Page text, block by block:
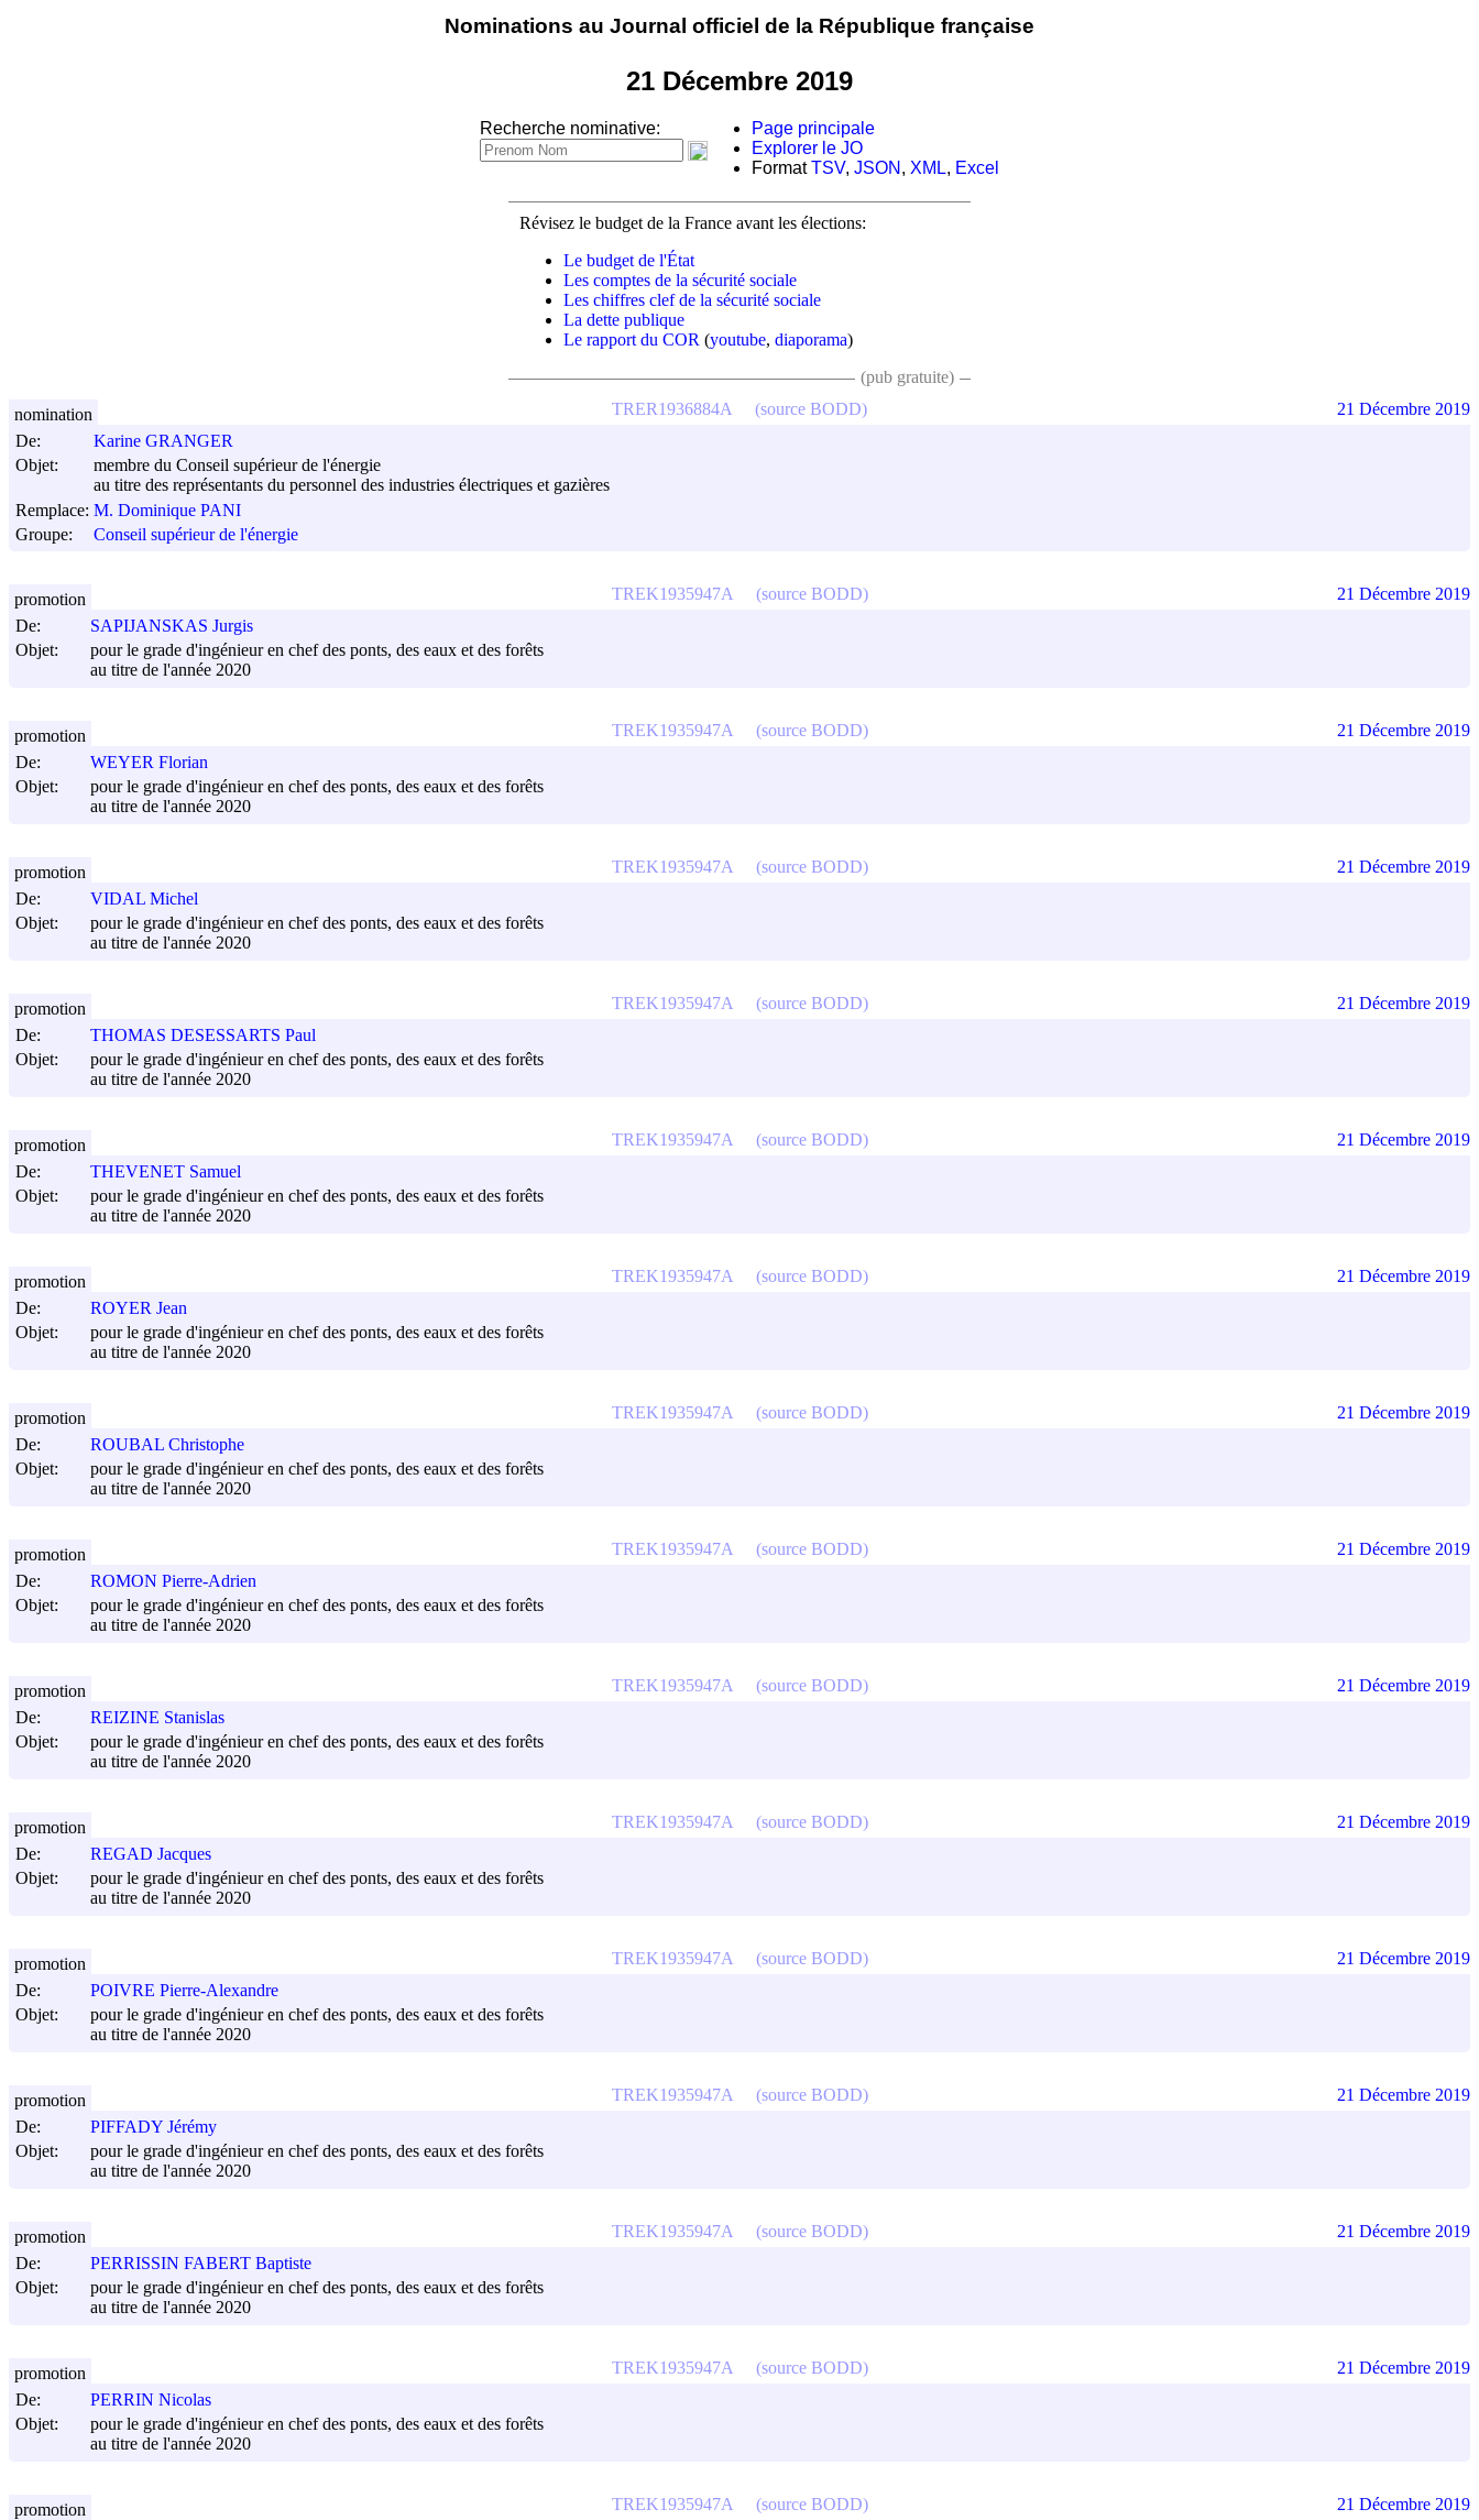
Nominations au Journal officiel de la République française
21 Décembre 2019
Recherche nominative:
Page principale
Explorer le JO
FormatTSV, JSON , XML, Excel
Révisez le budget de la France avant les élections:
Le budget de l'État
Les comptes de la sécurité sociale
Les chiffres clef de la sécurité sociale
La dette publique
Le rapport du COR (youtube, diaporama)
(pub gratuite)
De:
Karine GRANGER
Objet:
membre du Conseil supérieur de l'énergie
au titre des représentants du personnel des industries électriques et gazières
Remplace: M. Dominique PANI
Groupe:
Conseil supérieur de l'énergie
TRER1936884A (source BODD)
nomination 21 Décembre 2019
De:
SAPIJANSKAS Jurgis
Objet:
pour le grade d'ingénieur en chef des ponts, des eaux et des forêts
au titre de l'année 2020
TREK1935947A (source BODD)
promotion 21 Décembre 2019
De:
WEYER Florian
Objet:
pour le grade d'ingénieur en chef des ponts, des eaux et des forêts
au titre de l'année 2020
TREK1935947A (source BODD)
promotion 21 Décembre 2019
De:
VIDAL Michel
Objet:
pour le grade d'ingénieur en chef des ponts, des eaux et des forêts
au titre de l'année 2020
TREK1935947A (source BODD)
promotion 21 Décembre 2019
De:
THOMAS DESESSARTS Paul
Objet:
pour le grade d'ingénieur en chef des ponts, des eaux et des forêts
au titre de l'année 2020
TREK1935947A (source BODD)
promotion 21 Décembre 2019
De:
THEVENET Samuel
Objet:
pour le grade d'ingénieur en chef des ponts, des eaux et des forêts
au titre de l'année 2020
TREK1935947A (source BODD)
promotion 21 Décembre 2019
De:
ROYER Jean
Objet:
pour le grade d'ingénieur en chef des ponts, des eaux et des forêts
au titre de l'année 2020
TREK1935947A (source BODD)
promotion 21 Décembre 2019
De:
ROUBAL Christophe
Objet:
pour le grade d'ingénieur en chef des ponts, des eaux et des forêts
au titre de l'année 2020
TREK1935947A (source BODD)
promotion 21 Décembre 2019
De:
ROMON Pierre-Adrien
Objet:
pour le grade d'ingénieur en chef des ponts, des eaux et des forêts
au titre de l'année 2020
TREK1935947A (source BODD)
promotion 21 Décembre 2019
De:
REIZINE Stanislas
Objet:
pour le grade d'ingénieur en chef des ponts, des eaux et des forêts
au titre de l'année 2020
TREK1935947A (source BODD)
promotion 21 Décembre 2019
De:
REGAD Jacques
Objet:
pour le grade d'ingénieur en chef des ponts, des eaux et des forêts
au titre de l'année 2020
TREK1935947A (source BODD)
promotion 21 Décembre 2019
De:
POIVRE Pierre-Alexandre
Objet:
pour le grade d'ingénieur en chef des ponts, des eaux et des forêts
au titre de l'année 2020
TREK1935947A (source BODD)
promotion 21 Décembre 2019
De:
PIFFADY Jérémy
Objet:
pour le grade d'ingénieur en chef des ponts, des eaux et des forêts
au titre de l'année 2020
TREK1935947A (source BODD)
promotion 21 Décembre 2019
De:
PERRISSIN FABERT Baptiste
Objet:
pour le grade d'ingénieur en chef des ponts, des eaux et des forêts
au titre de l'année 2020
TREK1935947A (source BODD)
promotion 21 Décembre 2019
De:
PERRIN Nicolas
Objet:
pour le grade d'ingénieur en chef des ponts, des eaux et des forêts
au titre de l'année 2020
TREK1935947A (source BODD)
promotion 21 Décembre 2019
TREK1935947A (source BODD)
promotion 21 Décembre 2019